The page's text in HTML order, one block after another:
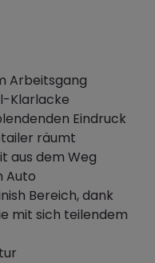
Arbeitsgang
Klarlacke
Eindruck
räumt
aus dem Weg
Auto
Bereich, dank
mit sich teilendem